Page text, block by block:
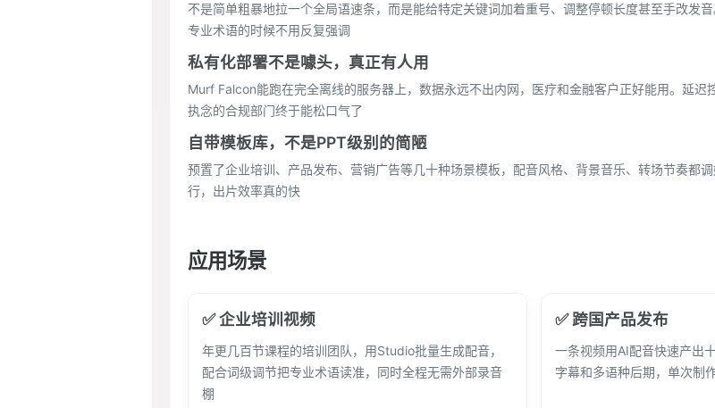
不是简单粗暴地拉一个全局语速条，而是能给特定关键词加着重号、调整停顿长度甚至手改发
专业术语的时候不用反复强调
私有化部署不是噱头，真正有人用
Murf Falcon能跑在完全离线的服务器上，数据永远不出内网，医疗和金融客户正好能用。延迟
执念的合规部门终于能松口气了
自带模板库，不是PPT级别的简陋
预置了企业培训、产品发布、营销广告等几十种场景模板，配音风格、背景音乐、转场节奏都
行，出片效率真的快
应用场景
✅ 企业培训视频
年更几百节课程的培训团队，用Studio批量生成配音，
配合词级调节把专业术语读准，同时全程无需外部录音
棚
✅ 跨国产品发布
一条视频用AI配音快速产出
字幕和多语种后期，单次制